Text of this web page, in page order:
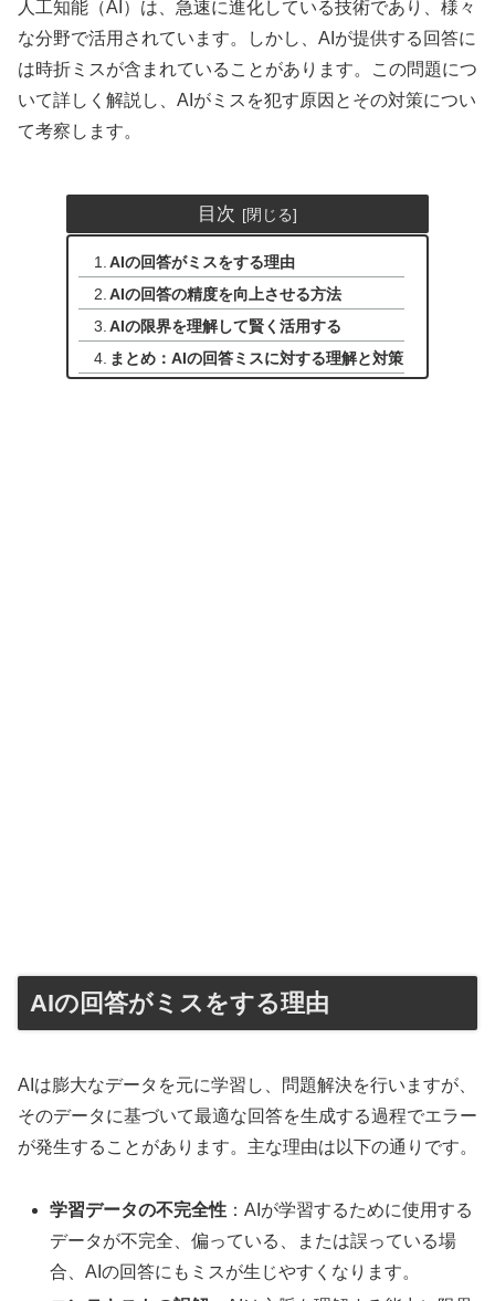
人工知能（AI）は、急速に進化している技術であり、様々
な分野で活用されています。しかし、AIが提供する回答に
は時折ミスが含まれていることがあります。この問題につ
いて詳しく解説し、AIがミスを犯す原因とその対策につい
て考察します。
目次
AIの回答がミスをする理由
AIの回答の精度を向上させる方法
AIの限界を理解して賢く活用する
まとめ：AIの回答ミスに対する理解と対策
AIの回答がミスをする理由
AIは膨大なデータを元に学習し、問題解決を行いますが、
そのデータに基づいて最適な回答を生成する過程でエラー
が発生することがあります。主な理由は以下の通りです。
学習データの不完全性 ：AIが学習するために使用する
データが不完全、偏っている、または誤っている場
合、AIの回答にもミスが生じやすくなります。